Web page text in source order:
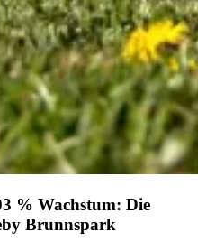
% Wachstum: Die
Brunnspark